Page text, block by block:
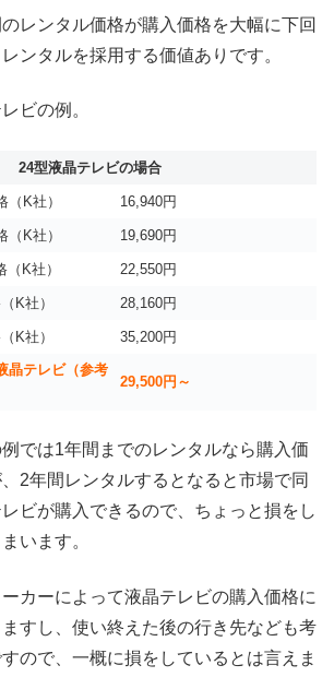
のレンタル価格が購入価格を大幅に下回
ンタルを採用する価値ありです。
ビの例。
24型液晶テレビの場合
K社） 16,940円
K社） 19,690円
K社） 22,550円
K社） 28,160円
K社）
35,200円
晶テレビ（参考
29,500円～
例では1年間までのレンタルなら購入価
2年間レンタルするとなると市場で同
ビが購入できるので、ちょっと損をし
います。
カーによって液晶テレビの購入価格に
すし、使い終えた後の行き先なども考
ので、一概に損をしているとは言えま